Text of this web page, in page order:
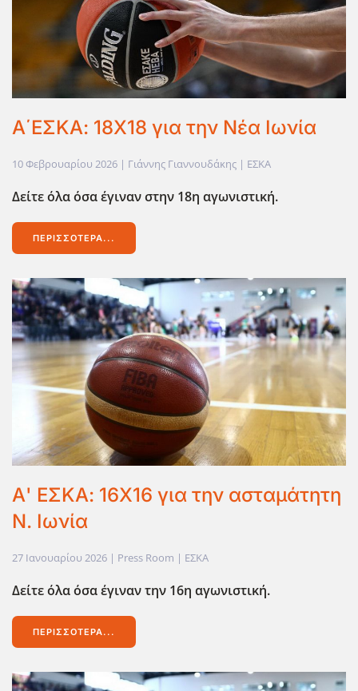
Α΄ΕΣΚΑ: 18Χ18 για την Νέα Ιωνία
10 Φεβρουαρίου 2026 | Γιάννης Γιαννουδάκης | ΕΣΚΑ
Δείτε όλα όσα έγιναν στην 18η αγωνιστική.
ΠΕΡΙΣΣΌΤΕΡΑ...
Α' ΕΣΚΑ: 16Χ16 για την ασταμάτητη
Ν. Ιωνία
27 Ιανουαρίου 2026 | Press Room | ΕΣΚΑ
Δείτε όλα όσα έγιναν την 16η αγωνιστική.
ΠΕΡΙΣΣΌΤΕΡΑ...